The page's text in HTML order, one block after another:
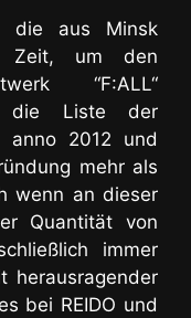
die aus Minsk
Zeit, um den
“F:ALL“
die Liste der
anno 2012 und
mehr als
wenn an dieser
Quantität von
immer
herausragender
bei REIDO und